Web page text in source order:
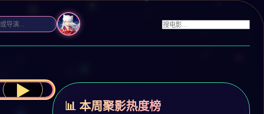
▶
📊 本周聚影热度榜